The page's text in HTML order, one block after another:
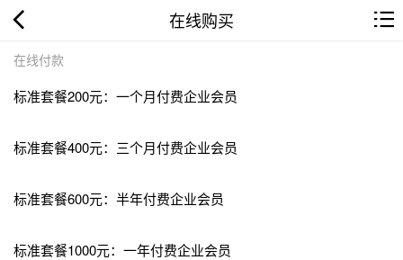
在线购买
在线付款
标准套餐200元：一个月付费企业会员
标准套餐400元：三个月付费企业会员
标准套餐600元：半年付费企业会员
标准套餐1000元：一年付费企业会员